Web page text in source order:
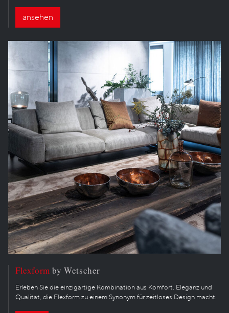
ansehen
Flexform by Wetscher
Erleben Sie die einzigartige Kombination aus Komfort, Eleganz und
Qualität, die Flexform zu einem Synonym für zeitloses Design macht.